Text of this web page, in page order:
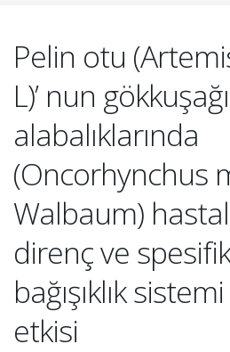
Pelin otu
L)’ nun gökkuşağı
alabalıklarında
(Oncorhynchus
Walbaum)
direnç ve
bağışıklık
etkisi